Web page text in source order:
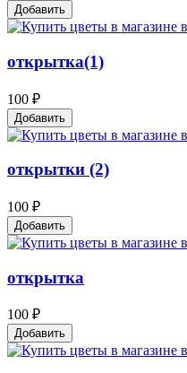
Добавить
открытка(1)
100 ₽
Добавить
открытки (2)
100 ₽
Добавить
открытка
100 ₽
Добавить